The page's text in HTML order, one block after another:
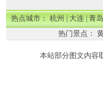
热点城市：杭州|大连|青岛
热门景点：
本站部分图文内容